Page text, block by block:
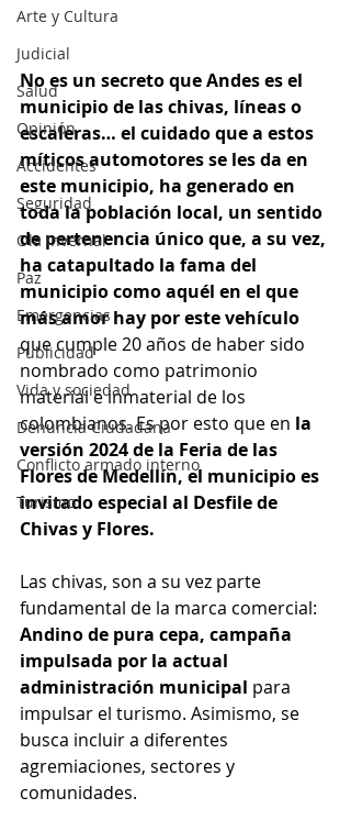
Arte y Cultura
Judicial
Salud
Opinión
Accidentes
Seguridad
Ola Invernal
Paz
Emergencias
Publicidad
Vida y sociedad
Denuncia Ciudadana
Conflicto armado interno
Turismo
No es un secreto que Andes es el
municipio de las chivas, líneas o
escaleras… el cuidado que a estos
míticos automotores se les da en
este municipio, ha generado en
toda la población local, un sentido
de pertenencia único que, a su vez,
ha catapultado la fama del
municipio como aquél en el que
más amor hay por este vehículo
que cumple 20 años de haber sido
nombrado como patrimonio
material e inmaterial de los
colombianos. Es por esto que en la
versión 2024 de la Feria de las
Flores de Medellín, el municipio es
invitado especial al Desfile de
Chivas y Flores.
Las chivas, son a su vez parte
fundamental de la marca comercial:
Andino de pura cepa, campaña
impulsada por la actual
administración municipal para
impulsar el turismo. Asimismo, se
busca incluir a diferentes
agremiaciones, sectores y
comunidades.